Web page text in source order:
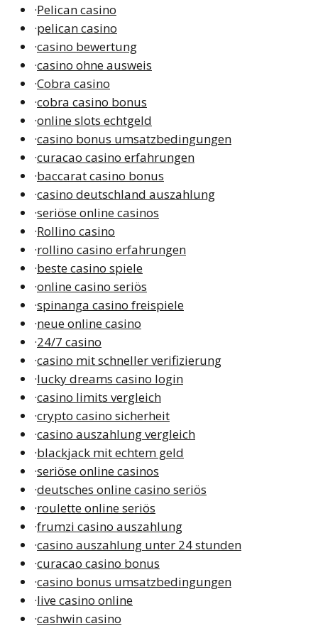
·Pelican casino
·pelican casino
·casino bewertung
·casino ohne ausweis
·Cobra casino
·cobra casino bonus
·online slots echtgeld
·casino bonus umsatzbedingungen
·curacao casino erfahrungen
·baccarat casino bonus
·casino deutschland auszahlung
·seriöse online casinos
·Rollino casino
·rollino casino erfahrungen
·beste casino spiele
·online casino seriös
·spinanga casino freispiele
·neue online casino
·24/7 casino
·casino mit schneller verifizierung
·lucky dreams casino login
·casino limits vergleich
·crypto casino sicherheit
·casino auszahlung vergleich
·blackjack mit echtem geld
·seriöse online casinos
·deutsches online casino seriös
·roulette online seriös
·frumzi casino auszahlung
·casino auszahlung unter 24 stunden
·curacao casino bonus
·casino bonus umsatzbedingungen
·live casino online
·cashwin casino